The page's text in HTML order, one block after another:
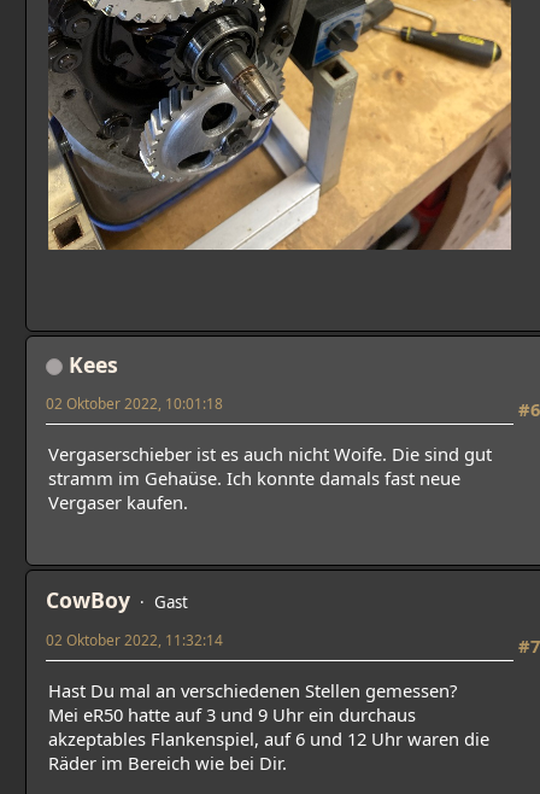
Kees
#6
02 Oktober 2022, 10:01:18
Vergaserschieber ist es auch nicht Woife. Die sind gut
stramm im Gehaüse. Ich konnte damals fast neue
Vergaser kaufen.
CowBoy Gast
#7
02 Oktober 2022, 11:32:14
Hast Du mal an verschiedenen Stellen gemessen?
Mei eR50 hatte auf 3 und 9 Uhr ein durchaus
akzeptables Flankenspiel, auf 6 und 12 Uhr waren die
Räder im Bereich wie bei Dir.